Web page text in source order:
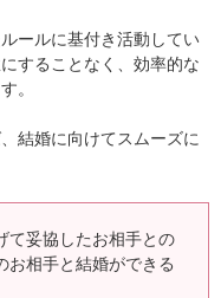
ールに基付き活動してい
することなく、効率的な
。
結婚に向けてスムーズに
て妥協したお相手との
お相手と結婚ができる